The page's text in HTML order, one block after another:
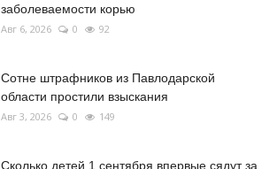
заболеваемости корью
Авг 6, 2026 0 92
Сотне штрафников из Павлодарской
области простили взыскания
Авг 3, 2026 0 149
Сколько детей 1 сентября впервые сядут за